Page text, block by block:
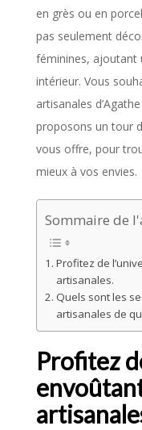
en grès ou en
pas seulement
féminines, ajoutant
intérieur. Vous
artisanales
proposons un tour
vous offre, pour
mieux à vos envies.
Sommaire de
Profitez de
artisanales.
Quels sont les
artisanales de
Profitez